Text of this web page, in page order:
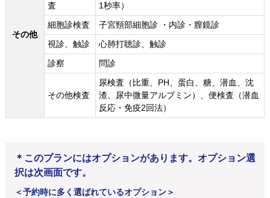
その他
査
1秒率）
細胞診検査
子宮頸部細胞診 ・内診・膣鏡診
視診、触診
心肺打聴診、触診
診察
問診
その他検査
尿検査（比重、PH、蛋白、糖、潜血、沈
渣、尿中微量アルブミン）、便検査（潜血
反応・免疫2回法）
＊このプランにはオプションがあります。オプション選
択は次画面です。
＜予約時に多く選ばれているオプション＞